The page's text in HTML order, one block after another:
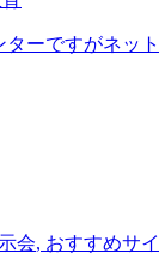
ーですがネ
会, おすすめサ